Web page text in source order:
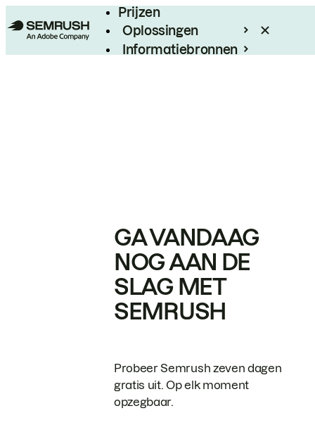
Prijzen
Oplossingen
Informatiebronnen
GA VANDAAG
NOG AAN DE
SLAG MET
SEMRUSH
Probeer Semrush zeven dagen
gratis uit. Op elk moment
opzegbaar.